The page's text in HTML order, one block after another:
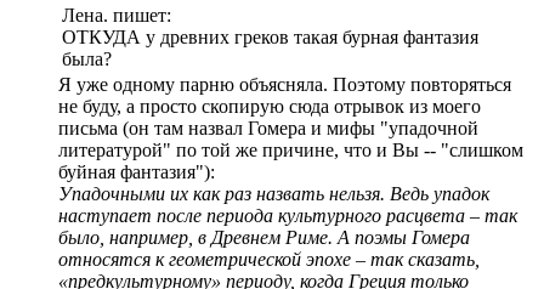
Лена. пишет:
ОТКУДА у древних греков такая бурная фантазия
была?
Я уже одному парню объясняла. Поэтому повторяться
не буду, а просто скопирую сюда отрывок из моего
письма (он там назвал Гомера и мифы "упадочной
литературой" по той же причине, что и Вы -- "слишком
буйная фантазия"):
Упадочными их как раз назвать нельзя. Ведь упадок
наступает после периода культурного расцвета – так
было, например, в Древнем Риме. А поэмы Гомера
относятся к геометрической эпохе – так сказать,
«предкультурному» периоду, когда Греция только